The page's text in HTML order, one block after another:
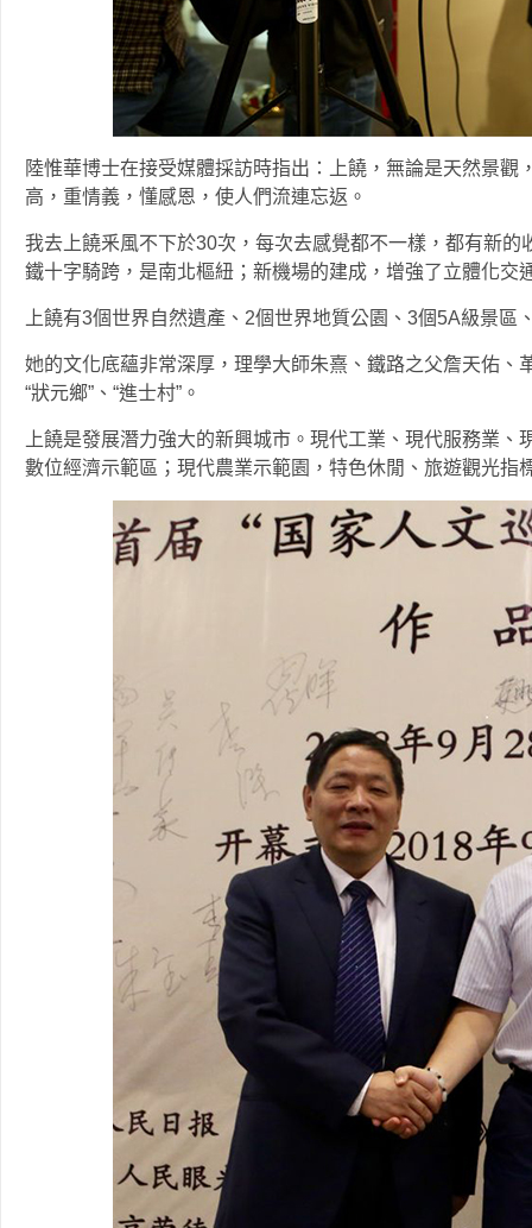
陸惟華博士在接受媒體採訪時指出：上饒，無論是天然景
高，重情義，懂感恩，使人們流連忘返。
我去上饒釆風不下於30次，每次去感覺都不一樣，都有新
鐵十字騎跨，是南北樞紐；新機場的建成，增強了立體化交
上饒有3個世界自然遺產、2個世界地質公園、3個5A級景區
她的文化底蘊非常深厚，理學大師朱熹、鐵路之父詹天佑、
“狀元鄉”、“進士村”。
上饒是發展潛力強大的新興城市。現代工業、現代服務業、
數位經濟示範區；現代農業示範園，特色休閒、旅遊觀光指